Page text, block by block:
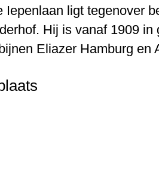
ligt tegenover
Hij is vanaf 1909
Eliazer Hamburg en